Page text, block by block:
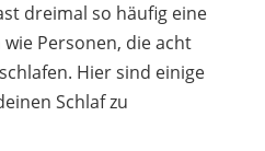
dreimal so häufig eine
Personen, die acht
Hier sind einige
Schlaf zu